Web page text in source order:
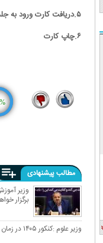
۵.دریافت کارت ورود به جلسه
۶.چاپ کارت
%
مطالب پیشنهادی
وزیر
برگزار
وزیر علوم :کنکور ۱۴۰۵ در زمان اعلام شده برگزار خواهد شد